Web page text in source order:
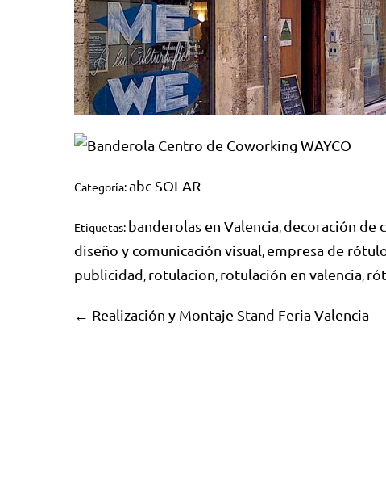
Categoría:abc SOLAR
Etiquetas: banderolas en Valencia, decoración de
diseño y comunicación visual, empresa de
publicidad, rotulacion, rotulación en valencia,
← Realización y Montaje Stand Feria Valencia